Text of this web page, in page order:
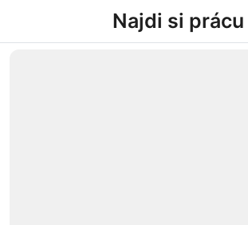
Najdi si prácu